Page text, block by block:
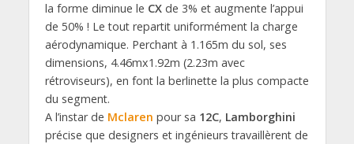
la forme diminue le CXde 3% et augmente l’appui
de 50% ! Le tout repartit uniformément la charge
aérodynamique. Perchant à 1.165m du sol, ses
dimensions, 4.46mx1.92m (2.23m avec
rétroviseurs), en font la berlinette la plus compacte
du segment.
A l’instar de Mclaren pour sa 12C, Lamborghini
précise que designers et ingénieurs travaillèrent de